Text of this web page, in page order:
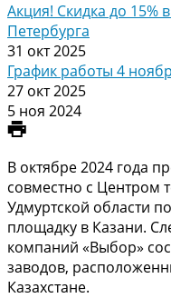
Акция! Скидка до 15%
Петербурга
31 окт 2025
График работы 4
27 окт 2025
5 ноя 2024
В октябре 2024 года
совместно с Центром
Удмуртской области
площадку в Казани.
компаний «Выбор»
заводов,
Казахстане.